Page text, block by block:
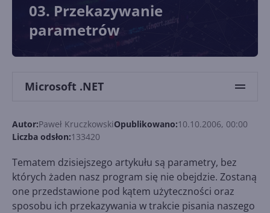
03. Przekazywanie
parametrów
Microsoft .NET
Autor:Paweł KruczkowskiOpublikowano:10.10.2006, 00:00
Liczba odsłon:133420
Tematem dzisiejszego artykułu są parametry, bez
których żaden nasz program się nie obejdzie. Zostaną
one przedstawione pod kątem użyteczności oraz
sposobu ich przekazywania w trakcie pisania naszego